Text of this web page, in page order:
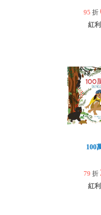
95 折
紅利
100
79 折
紅利